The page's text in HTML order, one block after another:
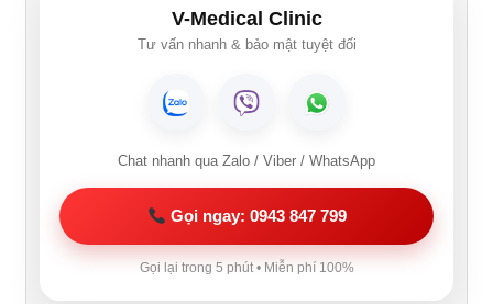
V-Medical Clinic
Tư vấn nhanh & bảo mật tuyệt đối
Chat nhanh qua Zalo / Viber / WhatsApp
Gọi ngay: 0943 847 799
Gọi lại trong 5 phút • Miễn phí 100%